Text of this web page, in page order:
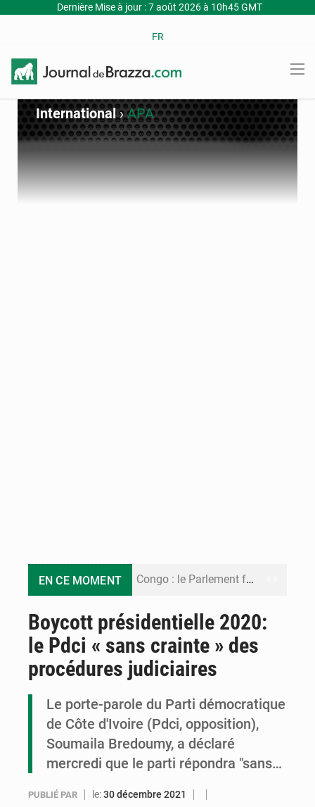
Dernière Mise à jour : 7 août 2026 à 10h45 GMT
FR
International›APA
EN CE MOMENT Congo : le Parlement formule 28 recommandations sur le Cadre budgétaire 2027-2029
Congo : la Grande foire agricole pour renforcer la souveraineté alimentaire
Le Congo se dote d’un programme national pour valoriser les produits forestiers non ligneux
Boycott présidentielle 2020:
le Pdci « sans crainte » des
procédures judiciaires
Le porte-parole du Parti démocratique
de Côte d'Ivoire (Pdci, opposition),
Soumaila Bredoumy, a déclaré
mercredi que le parti répondra "sans…
PUBLIÉ PAR le:30 décembre 2021